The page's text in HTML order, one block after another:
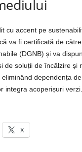
cu accent pe
va fi certificată de
(DGNB) și va
de soluții de încălzire și
dependența de
integra acoperișuri verzi.
X